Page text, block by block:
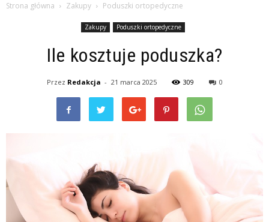
Strona główna Zakupy Poduszki ortopedyczne
Zakupy Poduszki ortopedyczne
Ile kosztuje poduszka?
Przez Redakcja - 21 marca 2025 309 0